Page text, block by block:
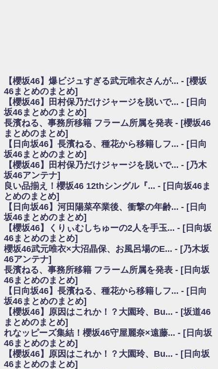
日向坂46まとめのまとめ / 【日向坂46】富田鈴花1st写真集、発売記念記者
会見の模様がこちら！
乃木坂欅坂まとめのまとめ / 【日向坂46】河田陽菜卒業の影響、ガチでデ
カそう...
欅坂あんてな ～欅坂46のニュース・情報・話題をピックアップ / れなッ
ピーズ集結！櫻坂46守屋麗奈×遠藤理子、8/6「ラヴィット！」水曜スタジオ出
演決定
欅坂/日向坂46まとめのまとめ / 【櫻坂46】田村保乃だけジャージを脱いで
いた理由
日向坂46まとめのまとめ / 【日向坂46】若林さん「笑えないぐらい師匠だ
から」佐々木久美と卒業後初の共演の様子がこちら！【激レアさん】
日向坂46まとめのまとめ / 【元日向坂46】情報解禁前で言えない！？丹生
ちゃん、メンバーと会った模様
乃木坂欅坂まとめのまとめ / 【日向坂46】この月、何かあるのか！？『お
願いバッハ！』ミーグリ日程がこちら
欅坂/日向坂46まとめのまとめ / 【櫻坂46】ミーグリで喧嘩！？山下瞳月、
これはマジギレしてる
乃木坂46アンテナ / 【櫻坂46】ハリソン守屋「ゆーづのせいです」【ラヴ
ィット!】
乃木坂あんてな ～乃木坂46・欅坂46・日向坂46のニュース・情報・話題
をピックアップ / 良い品揃え！櫻坂46 12thシングル『Make or Break』オフィ
シャルグッズ絶賛販売受付中
日向坂46まとめのまとめ / 【日向坂46】この月、何かあるのか！？『お願
いバッハ！』ミーグリ日程がこちら
日向坂46まとめのまとめ / 【元日向坂46】この卒業生、めちゃくちゃテレ
ビで見かけるな
欅坂/日向坂46まとめのまとめ / 【櫻坂46】リアルミーグリであの販売も！
『Make or Break』オフィシャルグッズ解禁
乃木坂46アンテナ / 【櫻坂46】ミーグリで喧嘩！？山下瞳月、これはマジ
ギレしてる
乃木坂あんてな ～乃木坂46・欅坂46・日向坂46のニュース・情報・話題
をピックアップ / れなッピーズ集結！櫻坂46守屋麗奈×遠藤理子、8/6「ラヴィ
ット！」水曜スタジオ出演決定
【櫻坂46】爆ビジュすぎる武元唯衣さんが... - [櫻坂
46まとめのまとめ]
【櫻坂46】田村保乃だけジャージを脱いで... - [日向
坂46まとめのまとめ]
長濱ねる、事務所移籍 フラーム所属を発表 - [櫻坂46
まとめのまとめ]
【日向坂46】長濱ねる、種花から移籍しフ... - [日向
坂46まとめのまとめ]
【櫻坂46】田村保乃だけジャージを脱いで... - [乃木
坂46アンテナ]
良い品揃え！櫻坂46 12thシングル『... - [日向坂46ま
とめのまとめ]
【日向坂46】河田陽菜卒業後、衝撃の年齢... - [日向
坂46まとめのまとめ]
【櫻坂46】くりぃむしちゅーの2人を手玉... - [日向坂
46まとめのまとめ]
櫻坂46武元唯衣×大沼晶保、お風呂場のE... - [乃木坂
46アンテナ]
長濱ねる、事務所移籍 フラーム所属を発表 - [日向坂
46まとめのまとめ]
【日向坂46】長濱ねる、種花から移籍しフ... - [日向
坂46まとめのまとめ]
【櫻坂46】原因はこれか！？大園玲、Bu... - [坂道46
まとめのまとめ]
れなッピーズ集結！櫻坂46守屋麗奈×遠藤... - [日向坂
46まとめのまとめ]
【櫻坂46】原因はこれか！？大園玲、Bu... - [日向坂
46まとめのまとめ]